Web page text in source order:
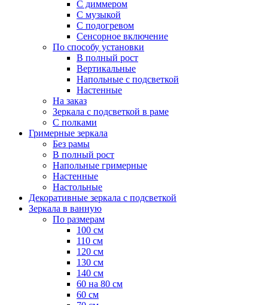
С диммером
С музыкой
С подогревом
Сенсорное включение
По способу установки
В полный рост
Вертикальные
Напольные с подсветкой
Настенные
На заказ
Зеркала с подсветкой в раме
С полками
Гримерные зеркала
Без рамы
В полный рост
Напольные гримерные
Настенные
Настольные
Декоративные зеркала с подсветкой
Зеркала в ванную
По размерам
100 см
110 см
120 см
130 см
140 см
60 на 80 см
60 см